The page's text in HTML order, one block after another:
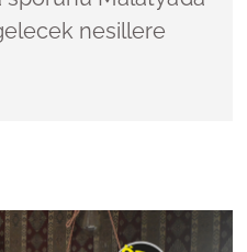
nesillere